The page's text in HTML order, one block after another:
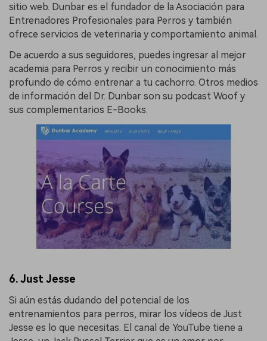
sitio web. Dunbar es el fundador de la Asociación para
Entrenadores Profesionales para Perros y también
ofrece servicios de veterinaria y comportamiento animal.
De acuerdo a sus seguidores, puedes ingresar al mejor
academia para Perros y recibir un conocimiento más
profundo de cómo entrenar a tu cachorro. Otros medios
de información del Dr. Dunbar son su podcast Woof y
sus complementarios E-Books.
6. Just Jesse
Si aún estás dudando del potencial de los
entrenamientos para perros, mirar los vídeos de Just
Jesse es lo que necesitas. El canal de YouTube tiene a